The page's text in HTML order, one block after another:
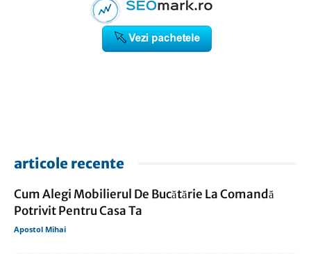
articole recente
Cum Alegi Mobilierul De Bucătărie La Comandă
Potrivit Pentru Casa Ta
Apostol Mihai